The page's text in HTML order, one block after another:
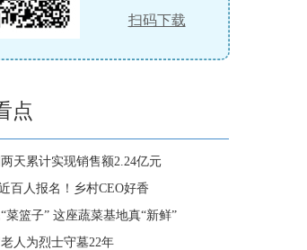
扫码下载
点
天累计实现销售额2.24亿元
百人报名！乡村CEO好香
菜篮子” 这座蔬菜基地真“新鲜”
人为烈士守墓22年